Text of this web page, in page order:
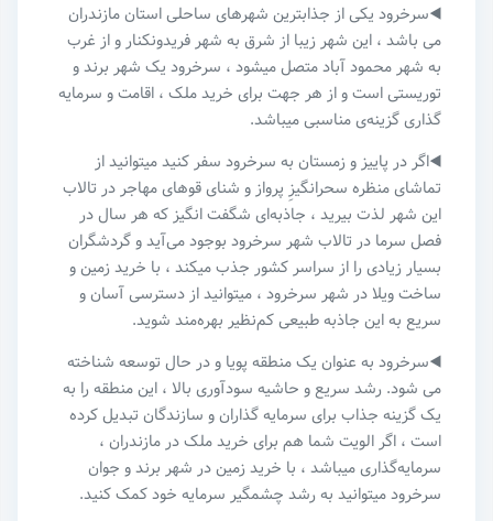
◀️سرخرود یکی از جذابترین شهرهای ساحلی استان مازندران
می باشد ، این شهر زیبا از شرق به شهر فریدونکنار و از غرب
به شهر محمود آباد متصل میشود ، سرخرود یک شهر برند و
توریستی است و از هر جهت برای خرید ملک ، اقامت و سرمایه
گذاری گزینه‌ی مناسبی میباشد.
◀️اگر در پاییز و زمستان به سرخرود سفر کنید میتوانید از
تماشای منظره سحرانگیزِ پرواز و شنای قوهای مهاجر در تالاب
این شهر لذت بیرید ، جاذبه‌‌ای شگفت انگیز که هر سال در
فصل سرما در تالاب شهر سرخرود بوجود می‌آید و گردشگران
بسیار زیادی را از سراسر کشور جذب میکند ، با خرید زمین و
ساخت ویلا در شهر سرخرود ، میتوانید از دسترسی آسان و
سریع به این جاذبه طبیعی کم‌نظیر بهره‌مند شوید.
◀️سرخرود به عنوان یک منطقه پویا و در حال توسعه شناخته
می شود. رشد سریع و حاشیه سودآوری بالا ، این منطقه را به
یک گزینه جذاب برای سرمایه گذاران و سازندگان تبدیل کرده
است ، اگر الویت شما هم برای خرید ملک در مازندران ،
سرمایه‌گذاری میباشد ، با خرید زمین در شهر برند و جوان
سرخرود میتوانید به رشد چشمگیر سرمایه خود کمک کنید.